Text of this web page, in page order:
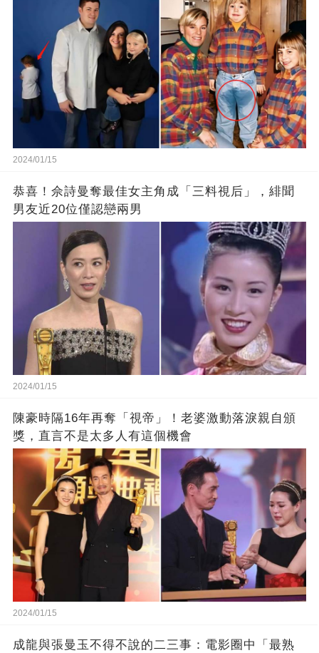
2024/01/15
恭喜！佘詩曼奪最佳女主角成「三料視后」，緋聞
男友近20位僅認戀兩男
2024/01/15
陳豪時隔16年再奪「視帝」！老婆激動落淚親自頒
獎，直言不是太多人有這個機會
2024/01/15
成龍與張曼玉不得不說的二三事：電影圈中「最熟